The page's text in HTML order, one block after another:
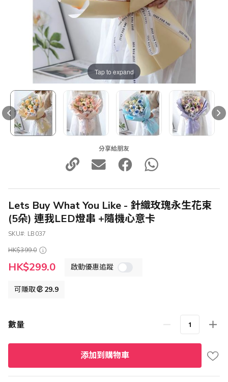
Tap to expand
分享給朋友
Lets Buy What You Like - 針織玫瑰永生花束
(5朵) 連我LED燈串 +隨機心意卡
SKU
LB037
HK$399.0
特
殊
HK$299.0 啟動優惠追蹤
可賺取 29.9
數量
添加到購物車